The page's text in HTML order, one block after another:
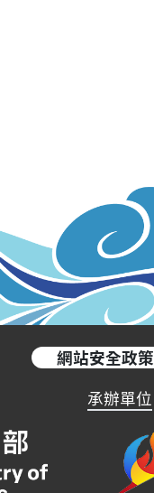
網站安全政策
承辦單位